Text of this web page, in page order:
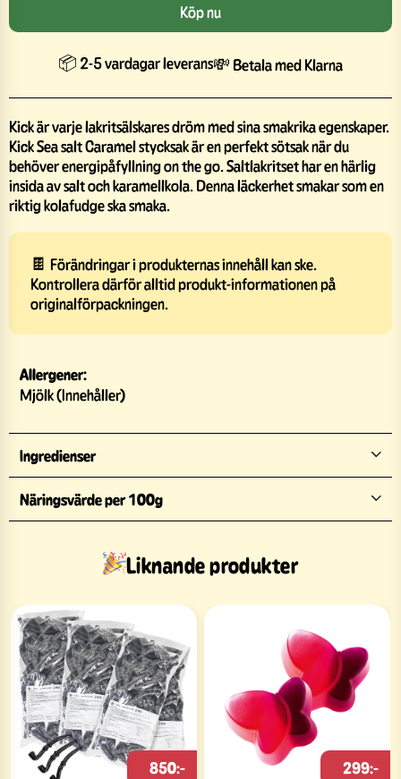
Köp nu
📦 2-5 vardagar leverans💸 Betala med Klarna
Kick är varje lakritsälskares dröm med sina smakrika egenskaper.
Kick Sea salt Caramel stycksak är en perfekt sötsak när du
behöver energipåfyllning on the go. Saltlakritset har en härlig
insida av salt och karamellkola. Denna läckerhet smakar som en
riktig kolafudge ska smaka.
🍫 Förändringar i produkternas innehåll kan ske.
Kontrollera därför alltid produkt-informationen på
originalförpackningen.
Allergener:
Mjölk (Innehåller)
Ingredienser
Näringsvärde per 100g
Liknande produkter
850:- 299:-